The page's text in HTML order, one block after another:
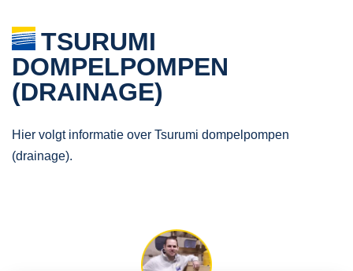
TSURUMI
DOMPELPOMPEN
(DRAINAGE)
Hier volgt informatie over Tsurumi dompelpompen
(drainage).